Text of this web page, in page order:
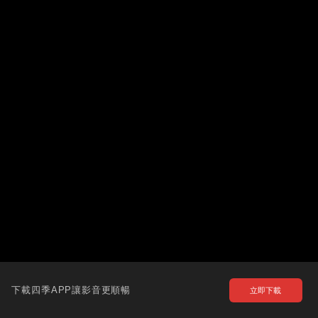
下載四季APP讓影音更順暢 立即下載